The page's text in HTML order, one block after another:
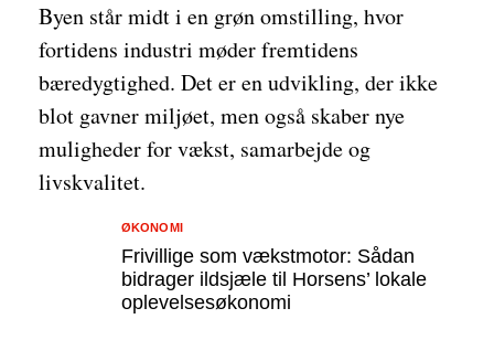
Byen står midt i en grøn omstilling, hvor
fortidens industri møder fremtidens
bæredygtighed. Det er en udvikling, der ikke
blot gavner miljøet, men også skaber nye
muligheder for vækst, samarbejde og
livskvalitet.
Frivillige som vækstmotor: Sådan
bidrager ildsjæle til Horsens’ lokale
oplevelsesøkonomi
ØKONOMI